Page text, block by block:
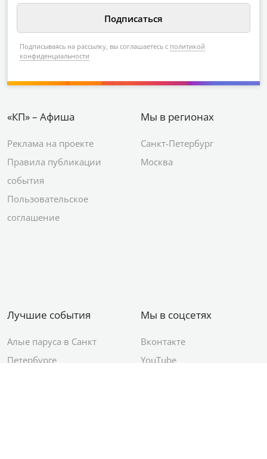
Подписываясь на рассылку, вы соглашаетесь с политикой
конфиденциальности
«КП» – Афиша
Реклама на проекте
Правила публикации
события
Пользовательское
соглашение
Мы в регионах
Санкт-Петербург
Москва
Лучшие события
Алые паруса в Санкт
Петербурге
Мы в соцсетях
Вконтакте
YouTube